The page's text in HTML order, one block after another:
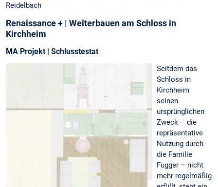
Reidelbach
Renaissance + | Weiterbauen am Schloss in
Kirchheim
MA Projekt | Schlusstestat
Seitdem das
Schloss in
Kirchheim
seinen
ursprünglichen
Zweck – die
repräsentative
Nutzung durch
die Familie
Fugger – nicht
mehr regelmäßig